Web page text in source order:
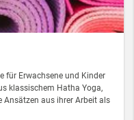
für Erwachsene und Kinder
klassischem Hatha Yoga,
Ansätzen aus ihrer Arbeit als